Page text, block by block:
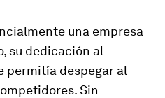
una empresa
su dedicación al
permitía despegar al
Sin